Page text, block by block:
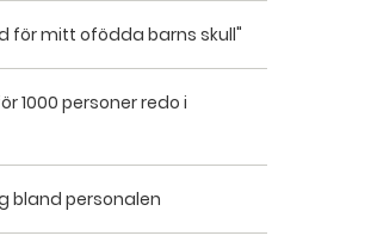
för mitt ofödda barns skull"
1000 personer redo i
bland personalen